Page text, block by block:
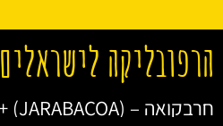
הרפובליקה לישראלים
חרבקואה – (JARABACOA) + רפטינג בחרבקואה